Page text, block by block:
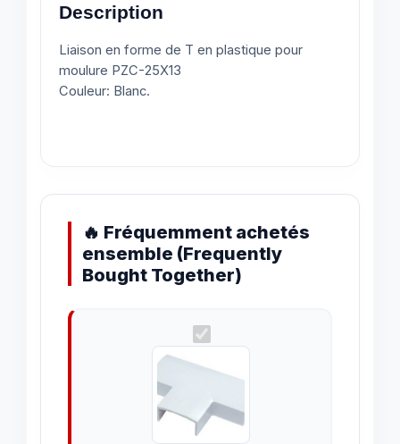
Description
Liaison en forme de T en plastique pour
moulure PZC-25X13
Couleur: Blanc.
🔥 Fréquemment achetés
ensemble (Frequently
Bought Together)